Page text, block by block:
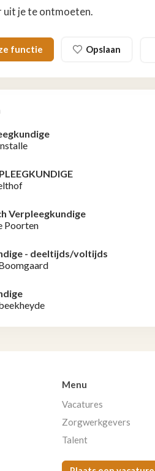
uit je te ontmoeten.
functie Opslaan
Verpleegkundige
Poorten
- deeltijds/voltijds
Menu
Vacatures
Zorgwerkgevers
Talent